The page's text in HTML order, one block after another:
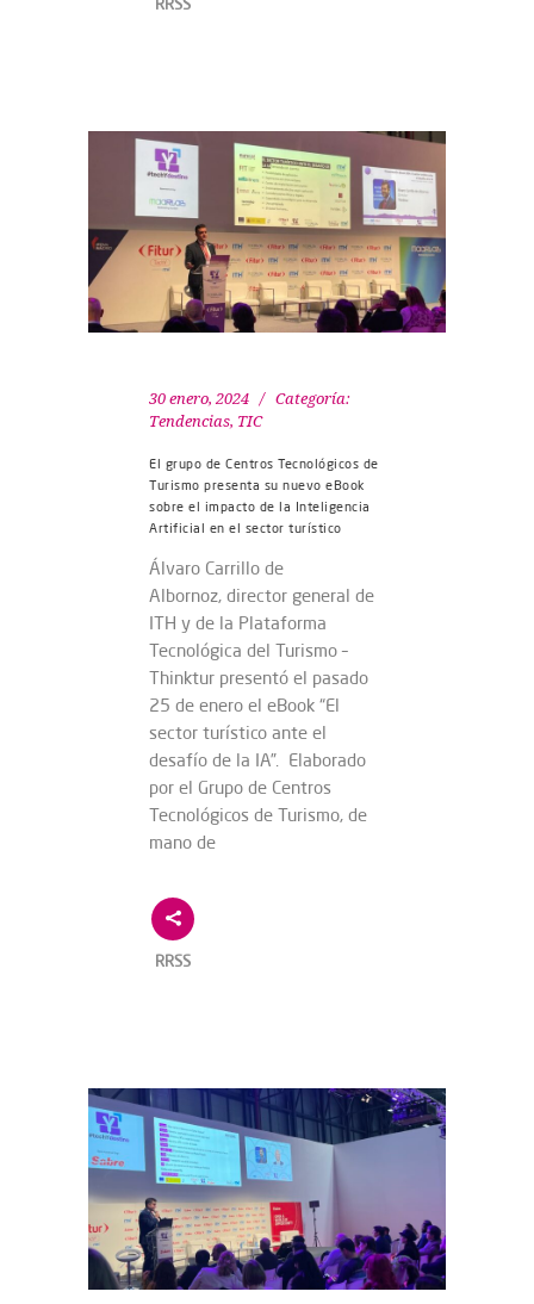
RRSS
30 enero, 2024
Categoría:
Tendencias, TIC
El grupo de Centros Tecnológicos de
Turismo presenta su nuevo eBook
sobre el impacto de la Inteligencia
Artificial en el sector turístico
Álvaro Carrillo de
Albornoz, director general de
ITH y de la Plataforma
Tecnológica del Turismo –
Thinktur presentó el pasado
25 de enero el eBook “El
sector turístico ante el
desafío de la IA”. Elaborado
por el Grupo de Centros
Tecnológicos de Turismo, de
mano de
RRSS